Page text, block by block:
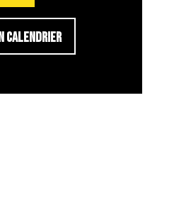
CALENDRIER